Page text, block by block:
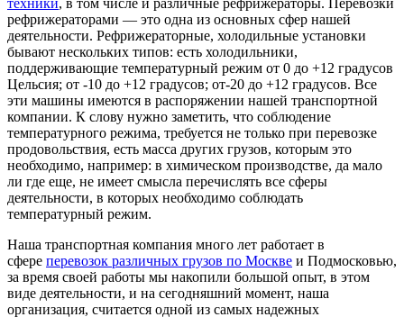
рефрижераторами — это одна из основных сфер нашей
деятельности. Рефрижераторные, холодильные установки
бывают нескольких типов: есть холодильники,
поддерживающие температурный режим от 0 до +12 градусов
Цельсия; от -10 до +12 градусов; от-20 до +12 градусов. Все
эти машины имеются в распоряжении нашей транспортной
компании. К слову нужно заметить, что соблюдение
температурного режима, требуется не только при перевозке
продовольствия, есть масса других грузов, которым это
необходимо, например: в химическом производстве, да мало
ли где еще, не имеет смысла перечислять все сферы
деятельности, в которых необходимо соблюдать
температурный режим.
Наша транспортная компания много лет работает в
сфере перевозок различных грузов по Москве и Подмосковью,
за время своей работы мы накопили большой опыт, в этом
виде деятельности, и на сегодняшний момент, наша
организация, считается одной из самых надежных